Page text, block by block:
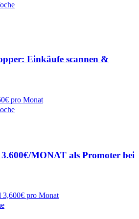
Einkäufe scannen &
pro Monat
MONAT als Promoter bei
3,600€ pro Monat